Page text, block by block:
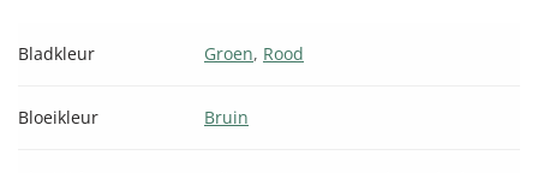
Bladkleur Groen, Rood
Bloeikleur Bruin